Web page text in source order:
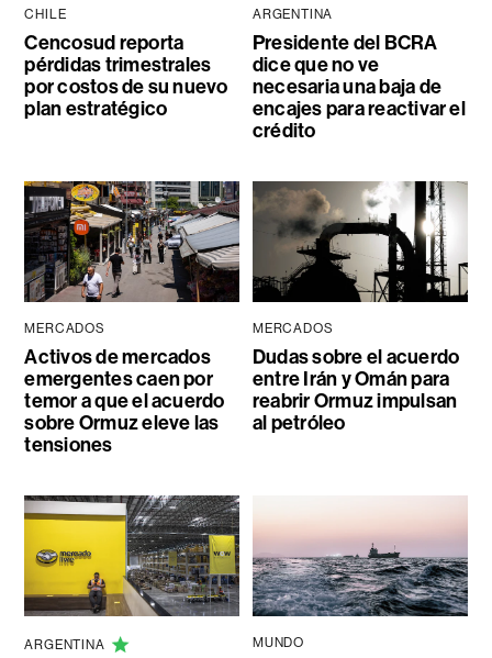
CHILE
Cencosud reporta
pérdidas trimestrales
por costos de su nuevo
plan estratégico
ARGENTINA
Presidente del BCRA
dice que no ve
necesaria una baja de
encajes para reactivar el
crédito
MERCADOS
Activos de mercados
emergentes caen por
temor a que el acuerdo
sobre Ormuz eleve las
tensiones
MERCADOS
Dudas sobre el acuerdo
entre Irán y Omán para
reabrir Ormuz impulsan
al petróleo
ARGENTINA MUNDO